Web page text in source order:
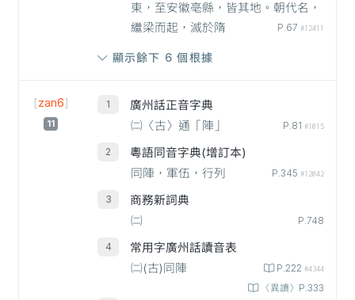
東，至安徽亳縣，皆其地。朝代名，
繼梁而起，滅於隋
P.67 #12411
顯示餘下 6 個根據
[zan6]
11
廣州話正音字典
㈡〈古〉通「陣」
P.81 #1015
粵語同音字典(增訂本)
同陣，軍伍，行列
P.345 #12042
商務新詞典
㈡
P.748
常用字廣州話讀音表
㈡(古)同陣
P.222 #4344
〈異讀〉P.333